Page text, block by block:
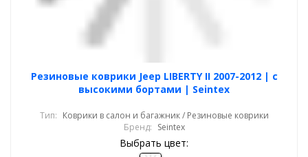
Резиновые коврики Jeep LIBERTY II 2007-2012 | с
высокими бортами | Seintex
Тип: Коврики в салон и багажник / Резиновые коврики
Бренд: Seintex
Выбрать цвет: